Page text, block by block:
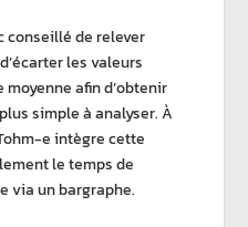
conseillé de relever
les valeurs
moyenne afin d’obtenir
simple à analyser. À
e intègre cette
le temps de
via un bargraphe.